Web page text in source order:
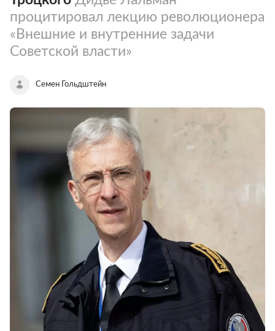
процитировал лекцию революционера
«Внешние и внутренние задачи
Советской власти»
Семен Гольдштейн